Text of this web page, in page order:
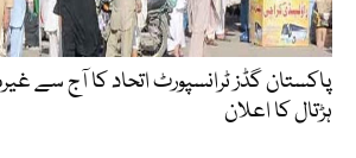
پاکستان گڈز ٹرانسپورٹ اتحاد کا آج سے
ہڑتال کا اعلان